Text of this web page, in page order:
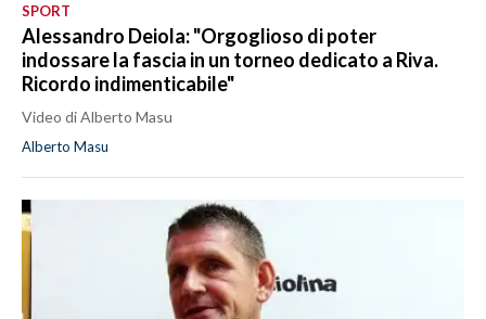
SPORT
Alessandro Deiola: "Orgoglioso di poter
indossare la fascia in un torneo dedicato a Riva.
Ricordo indimenticabile"
Video di Alberto Masu
Alberto Masu